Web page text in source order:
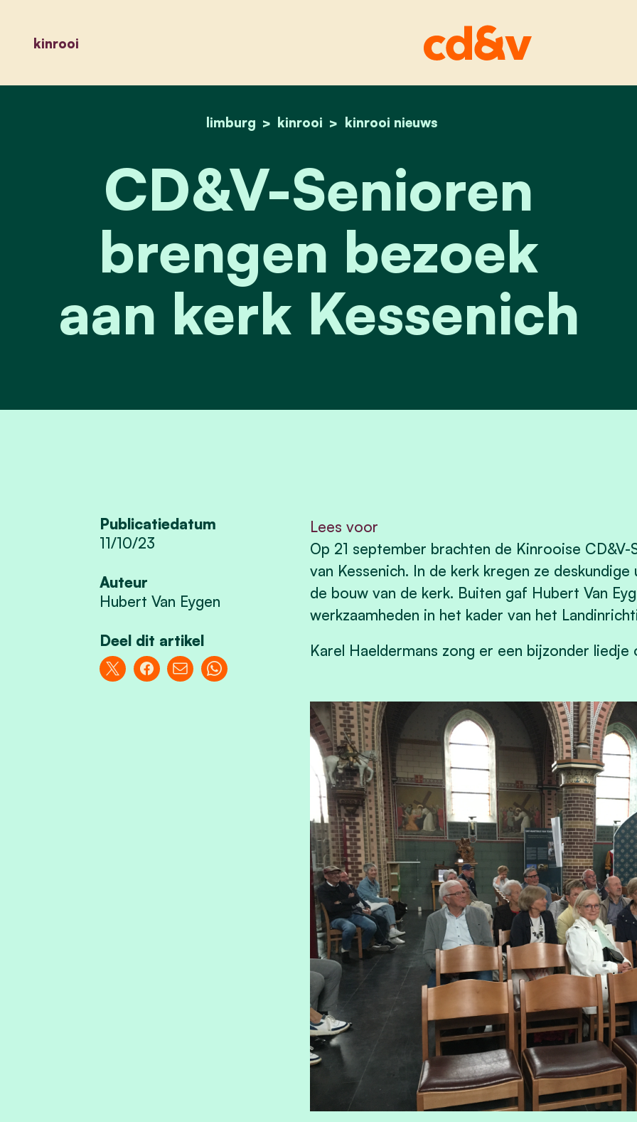
kinrooi
home
limburg kinrooi kinrooi nieuws
cd&v-senioren be
CD&V-Senioren
brengen bezoek
aan kerk Kessenich
Publicatiedatum
11/10/23
Auteur
Hubert Van Eygen
Deel dit artikel
Lees voor
Op 21 september brachten de Kinrooise
van Kessenich. In de kerk kregen ze
de bouw van de kerk. Buiten gaf Hubert Van
werkzaamheden in het kader van het
Karel Haeldermans zong er een bijzonder liedje